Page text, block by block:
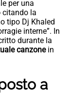
per una
citando la
tipo Dj Khaled
interne”. In
durante la
canzone in
a